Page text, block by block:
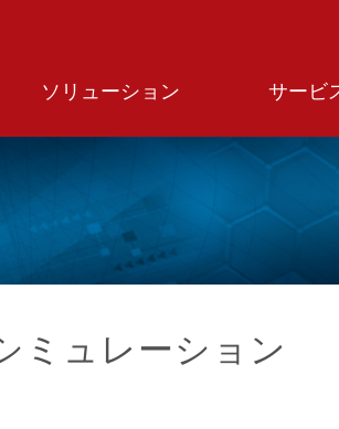
ソリューション サービ
ミュレーション